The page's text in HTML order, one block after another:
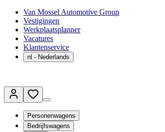
Van Mossel Automotive Group
Vestigingen
Werkplaatsplanner
Vacatures
Klantenservice
nl - Nederlands
Personenwagens
Bedrijfswagens